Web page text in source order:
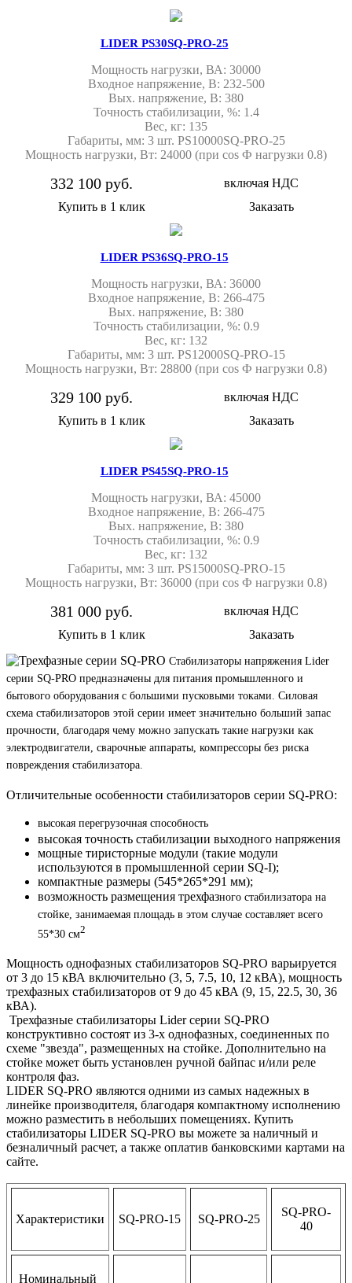
LIDER PS30SQ-PRO-25
Мощность нагрузки, ВА: 30000
Входное напряжение, В: 232-500
Вых. напряжение, В: 380
Точность стабилизации, %: 1.4
Вес, кг: 135
Габариты, мм: 3 шт. PS10000SQ-PRO-25
Мощность нагрузки, Вт: 24000 (при cos Ф нагрузки 0.8)
332 100 руб.
включая НДС
Купить в 1 клик
Заказать
LIDER PS36SQ-PRO-15
Мощность нагрузки, ВА: 36000
Входное напряжение, В: 266-475
Вых. напряжение, В: 380
Точность стабилизации, %: 0.9
Вес, кг: 132
Габариты, мм: 3 шт. PS12000SQ-PRO-15
Мощность нагрузки, Вт: 28800 (при cos Ф нагрузки 0.8)
329 100 руб.
включая НДС
Купить в 1 клик
Заказать
LIDER PS45SQ-PRO-15
Мощность нагрузки, ВА: 45000
Входное напряжение, В: 266-475
Вых. напряжение, В: 380
Точность стабилизации, %: 0.9
Вес, кг: 132
Габариты, мм: 3 шт. PS15000SQ-PRO-15
Мощность нагрузки, Вт: 36000 (при cos Ф нагрузки 0.8)
381 000 руб.
включая НДС
Купить в 1 клик
Заказать
Стабилизаторы напряжения Lider
серии SQ-PRO предназначены для питания промышленного и
бытового оборудования с большими пусковыми токами. Силовая
схема стабилизаторов этой серии имеет значительно больший запас
прочности, благодаря чему можно запускать такие нагрузки как
электродвигатели, сварочные аппараты, компрессоры без риска
повреждения стабилизатора.
Отличительные особенности стабилизаторов серии SQ-PRO:
высокая перегрузочная способность
высокая точность стабилизации выходного напряжения
мощные тиристорные модули (такие модули
используются в промышленной серии SQ-I);
компактные размеры (545*265*291 мм);
возможность размещения трехфазного стабилизатора на
стойке, занимаемая площадь в этом случае составляет всего
55*30 см2
Мощность однофазных стабилизаторов SQ-PRO варьируется
от 3 до 15 кВА включительно (3, 5, 7.5, 10, 12 кВА), мощность
трехфазных стабилизаторов от 9 до 45 кВА (9, 15, 22.5, 30, 36
кВА).
Трехфазные стабилизаторы Lider серии SQ-PRO
конструктивно состоят из 3-х однофазных, соединенных по
схеме "звезда", размещенных на стойке. Дополнительно на
стойке может быть установлен ручной байпас и/или реле
контроля фаз.
LIDER SQ-PRO являются одними из самых надежных в
линейке производителя, благодаря компактному исполнению
можно разместить в небольших помещениях. Купить
стабилизаторы LIDER SQ-PRO вы можете за наличный и
безналичный расчет, а также оплатив банковскими картами на
сайте.
Характеристики SQ-PRO-15 SQ-PRO-25
SQ-PRO-
40
Номинальный